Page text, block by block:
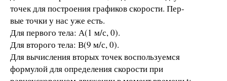
точек для построения графиков скорости. Пер-
вые точки у нас уже есть.
Для первого тела: А(1 м/с, 0).
Для второго тела: В(9 м/с, 0).
Для вычисления вторых точек воспользуемся
формулой для определения скорости при